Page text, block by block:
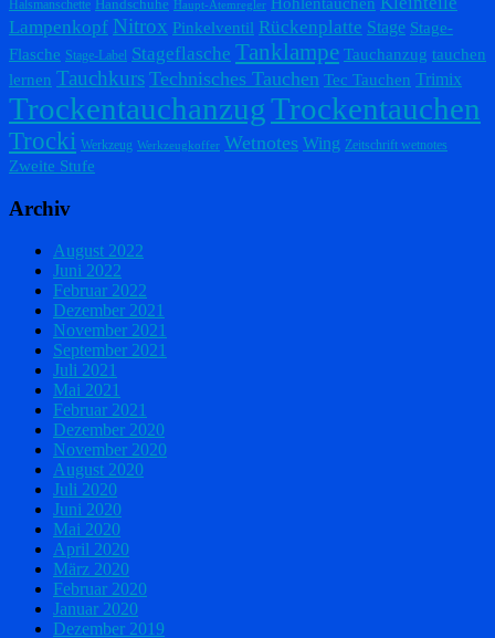
Halsmanschette Handschuhe Haupt-Atemregler
Lampenkopf Nitrox Pinkelventil Rückenplatte Stage Stage-
Flasche Stage-Label Stageflasche Tanklampe Tauchanzug tauchen
lernen Tauchkurs Technisches Tauchen Tec Tauchen Trimix
TrockentauchanzugTrockentauchen
Trocki Werkzeug Werkzeugkoffer Wetnotes Wing Zeitschrift wetnotes
Zweite Stufe
Archiv
August 2022
Juni 2022
Februar 2022
Dezember 2021
November 2021
September 2021
Juli 2021
Mai 2021
Februar 2021
Dezember 2020
November 2020
August 2020
Juli 2020
Juni 2020
Mai 2020
April 2020
März 2020
Februar 2020
Januar 2020
Dezember 2019